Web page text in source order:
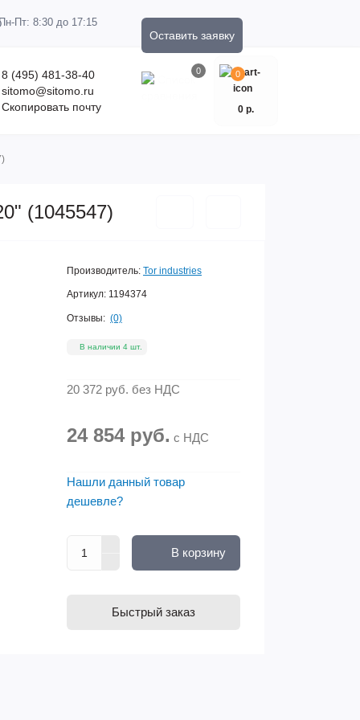
Пт: 8:30 до 17:15
Оставить заявку
8 (495) 481-38-40
sitomo@sitomo.ru
Скопировать почту
0 0
0 р.
(1045547)
Производитель: Tor industries
Артикул: 1194374
Отзывы: (0)
В наличии 4 шт.
20 372 руб. без НДС
24 854 руб. с НДС
Нашли данный товар
дешевле?
В корзину
Быстрый заказ